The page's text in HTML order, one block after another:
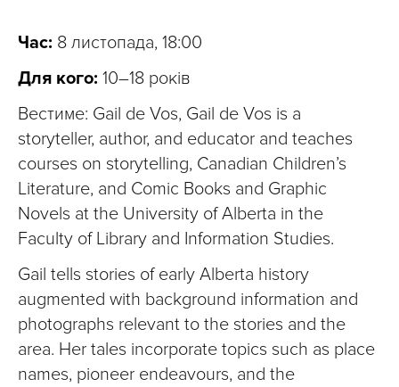
Час: 8 листопада, 18:00
Для кого: 10–18 років
Вестиме: Gail de Vos, Gail de Vos is a
storyteller, author, and educator and teaches
courses on storytelling, Canadian Children’s
Literature, and Comic Books and Graphic
Novels at the University of Alberta in the
Faculty of Library and Information Studies.
Gail tells stories of early Alberta history
augmented with background information and
photographs relevant to the stories and the
area. Her tales incorporate topics such as place
names, pioneer endeavours, and the